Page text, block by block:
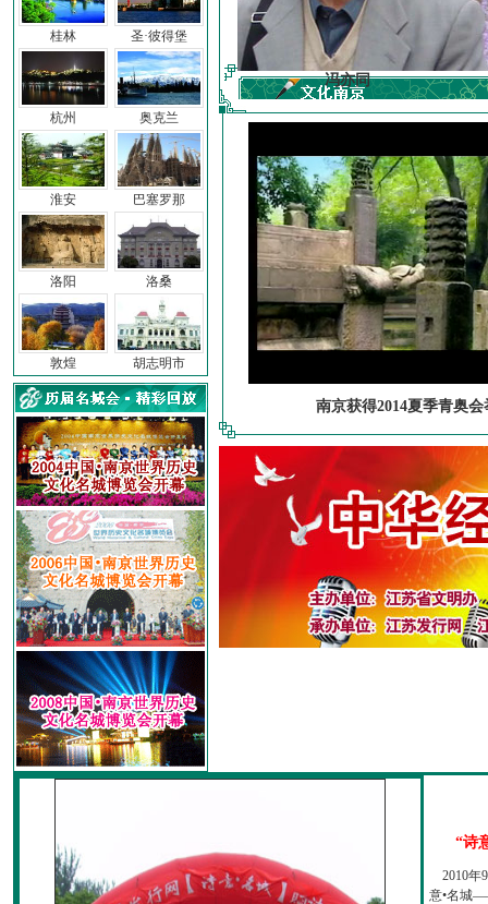
桂林
杭州
淮安
洛阳
敦煌
圣·彼得堡
奥克兰
巴塞罗那
洛桑
胡志明市
前子 冯亦同
南京获得2014夏季青奥会
“诗
2010年
意•名城